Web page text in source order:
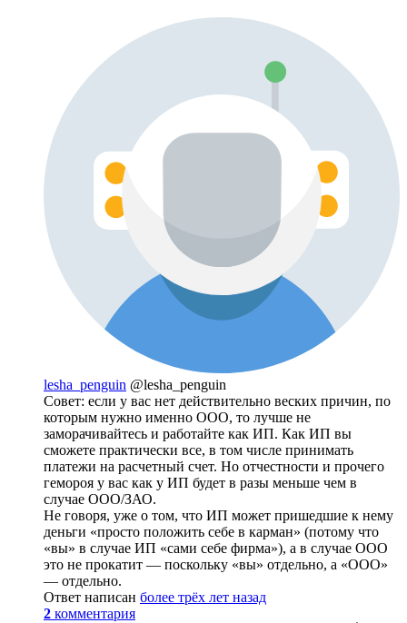
lesha_penguin @lesha_penguin
Совет: если у вас нет действительно веских причин, по
которым нужно именно ООО, то лучше не
заморачивайтесь и работайте как ИП. Как ИП вы
сможете практически все, в том числе принимать
платежи на расчетный счет. Но отчестности и прочего
гемороя у вас как у ИП будет в разы меньше чем в
случае ООО/ЗАО.
Не говоря, уже о том, что ИП может пришедшие к нему
деньги «просто положить себе в карман» (потому что
«вы» в случае ИП «сами себе фирма»), а в случае ООО
это не прокатит — поскольку «вы» отдельно, а «ООО»
— отдельно.
Ответ написан более трёх лет назад
2 комментария